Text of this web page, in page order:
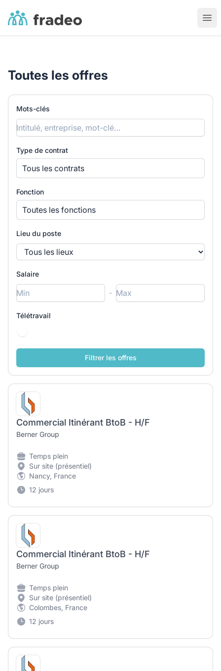
Fradeo
Toutes les offres
Mots-clés
Type de contrat
Tous les contrats
Fonction
Toutes les fonctions
Lieu du poste
Salaire
-
Télétravail
Commercial Itinérant BtoB - H/F
Berner Group
Temps plein
Sur site (présentiel)
Nancy, France
12 jours
Commercial Itinérant BtoB - H/F
Berner Group
Temps plein
Sur site (présentiel)
Colombes, France
12 jours